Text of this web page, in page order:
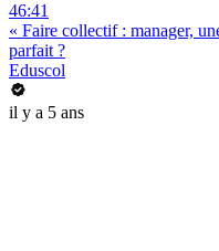
46:41
« Faire collectif : manager,
parfait ?
Eduscol
il y a 5 ans